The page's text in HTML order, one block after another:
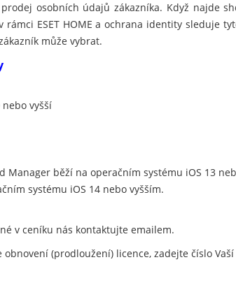
osobních údajů zákazníka. Když najde
rámci ESET HOME a ochrana identity sleduje
může vybrat.
vyšší
Manager běží na operačním systému iOS 13
systému iOS 14 nebo vyšším.
v ceníku nás kontaktujte emailem.
(prodloužení) licence, zadejte číslo